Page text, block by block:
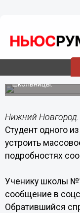
22.09.202215:29
Студент
убийство в
Он планировал
школьницы.
Нижний Новгород.
Студент одного
устроить
подробностях
Ученику школы
сообщение в
Обратившийся